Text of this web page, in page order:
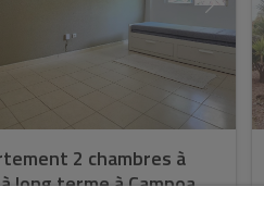
2 chambres à
long terme à Campoa ...